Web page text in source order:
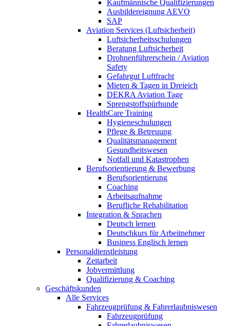
Kaufmännische Qualifizierungen
Ausbildereignung AEVO
SAP
Aviation Services (Luftsicherheit)
Luftsicherheitsschulungen
Beratung Luftsicherheit
Drohnenführerschein / Aviation
Safety
Gefahrgut Luftfracht
Mieten & Tagen in Dreieich
DEKRA Aviation Tage
Sprengstoffspürhunde
HealthCare Training
Hygieneschulungen
Pflege & Betreuung
Qualitätsmanagement
Gesundheitswesen
Notfall und Katastrophen
Berufsorientierung & Bewerbung
Berufsorientierung
Coaching
Arbeitsaufnahme
Berufliche Rehabilitation
Integration & Sprachen
Deutsch lernen
Deutschkurs für Arbeitnehmer
Business Englisch lernen
Personaldienstleistung
Zeitarbeit
Jobvermittlung
Qualifizierung & Coaching
Geschäftskunden
Alle Services
Fahrzeugprüfung & Fahrerlaubniswesen
Fahrzeugprüfung